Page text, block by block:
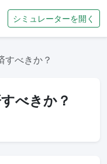
シミュレーターを開く
すべきか？
べきか？